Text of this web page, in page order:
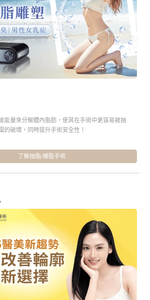
能量來分解體內脂肪，使其在手術中更容易被抽
的破壞，同時提升手術安全性！
了解抽脂/補脂手術